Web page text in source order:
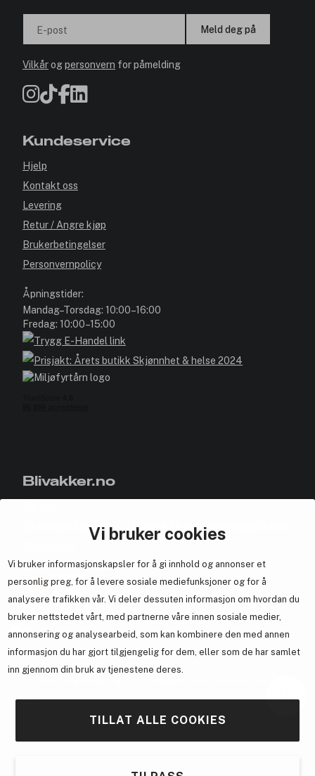
Vi bruker cookies
Vi bruker informasjonskapsler for å gi innhold og annonser et
personlig preg, for å levere sosiale mediefunksjoner og for å
analysere trafikken vår. Vi deler dessuten informasjon om hvordan du
bruker nettstedet vårt, med partnerne våre innen sosiale medier,
annonsering og analysearbeid, som kan kombinere den med annen
informasjon du har gjort tilgjengelig for dem, eller som de har samlet
inn gjennom din bruk av tjenestene deres.
TILLAT ALLE COOKIES
E-post Meld deg på
Vilkårogpersonvern for påmelding
Kundeservice
Hjelp
Kontakt oss
Levering
Retur / Angre kjøp
Brukerbetingelser
Personvernpolicy
Åpningstider:
Mandag–Torsdag: 10:00–16:00
Fredag: 10:00–15:00
Blivakker.no
Bli medlem helt gratis - få poeng og eksklusive rabattkoder.
Samarbeid med oss
En del avBrandsdal Group AS
her.